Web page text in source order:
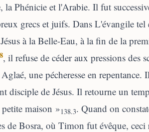
la Phénicie et l'Arabie. Il fut
grecs et juifs. Dans L'évangile
à la Belle-Eau, à la fin de la
, il refuse de céder aux pressions des
une pécheresse en
disciple de Jésus. Il retourne un
maison »138.3. Quand on
de Bosra, où Timon fut évêque,